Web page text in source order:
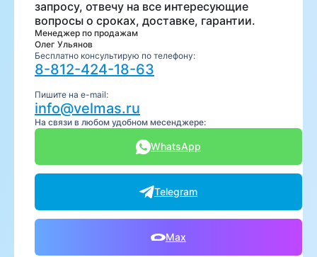
запросу, отвечу на все интересующие
вопросы о сроках, доставке, гарантии.
Менеджер по продажам
Олег Ульянов
Бесплатно консультирую по телефону:
8-812-424-18-63
Пишите на e-mail:
info@velmas.ru
На связи в любом удобном месенджере:
WhatsApp
Telegram
Max